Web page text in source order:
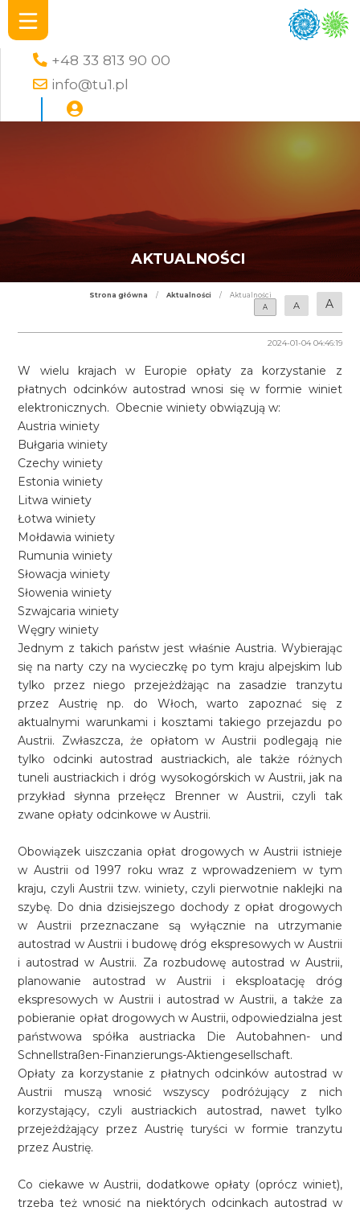
+48 33 813 90 00
info@tu1.pl
AKTUALNOŚCI
Strona główna / Aktualności /
Aktualności
A
A A
2024-01-04 04:46:19
W wielu krajach w Europie opłaty za korzystanie z
płatnych odcinków autostrad wnosi się w formie winiet
elektronicznych. Obecnie winiety obwiązują w:
Austria winiety
Bułgaria winiety
Czechy winiety
Estonia winiety
Litwa winiety
Łotwa winiety
Mołdawia winiety
Rumunia winiety
Słowacja winiety
Słowenia winiety
Szwajcaria winiety
Węgry winiety
Jednym z takich państw jest właśnie Austria. Wybierając
się na narty czy na wycieczkę po tym kraju alpejskim lub
tylko przez niego przejeżdżając na zasadzie tranzytu
przez Austrię np. do Włoch, warto zapoznać się z
aktualnymi warunkami i kosztami takiego przejazdu po
Austrii. Zwłaszcza, że opłatom w Austrii podlegają nie
tylko odcinki autostrad austriackich, ale także różnych
tuneli austriackich i dróg wysokogórskich w Austrii, jak na
przykład słynna przełęcz Brenner w Austrii, czyli tak
zwane opłaty odcinkowe w Austrii.
Obowiązek uiszczania opłat drogowych w Austrii istnieje
w Austrii od 1997 roku wraz z wprowadzeniem w tym
kraju, czyli Austrii tzw. winiety, czyli pierwotnie naklejki na
szybę. Do dnia dzisiejszego dochody z opłat drogowych
w Austrii przeznaczane są wyłącznie na utrzymanie
autostrad w Austrii i budowę dróg ekspresowych w Austrii
i autostrad w Austrii. Za rozbudowę autostrad w Austrii,
planowanie autostrad w Austrii i eksploatację dróg
ekspresowych w Austrii i autostrad w Austrii, a także za
pobieranie opłat drogowych w Austrii, odpowiedzialna jest
państwowa spółka austriacka Die Autobahnen- und
Schnellstraßen-Finanzierungs-Aktiengesellschaft.
Opłaty za korzystanie z płatnych odcinków autostrad w
Austrii muszą wnosić wszyscy podróżujący z nich
korzystający, czyli austriackich autostrad, nawet tylko
przejeżdżający przez Austrię turyści w formie tranzytu
przez Austrię.
Co ciekawe w Austrii, dodatkowe opłaty (oprócz winiet),
trzeba też wnosić na niektórych odcinkach autostrad w